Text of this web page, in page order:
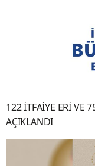
122 İTFAİYE ERİ VE
AÇIKLANDI